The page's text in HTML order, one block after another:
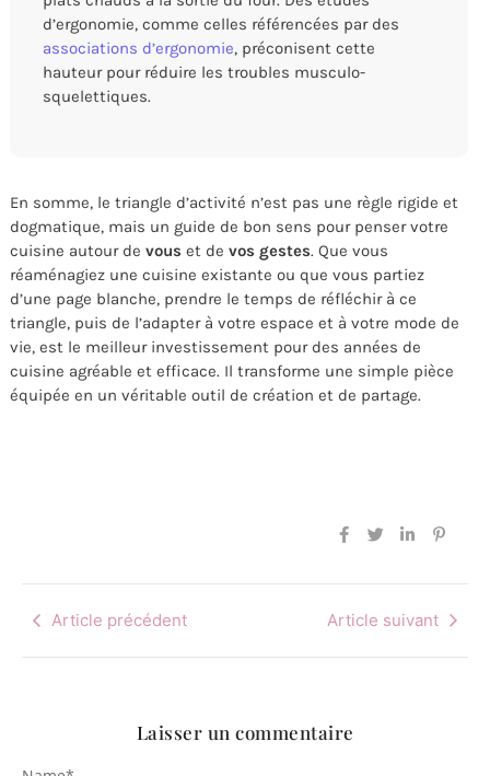
d’ergonomie, comme celles référencées par des
associations d’ergonomie, préconisent cette
hauteur pour réduire les troubles musculo-
squelettiques.
En somme, le triangle d’activité n’est pas une règle rigide et
dogmatique, mais un guide de bon sens pour penser votre
cuisine autour de vous et de vos gestes. Que vous
réaménagiez une cuisine existante ou que vous partiez
d’une page blanche, prendre le temps de réfléchir à ce
triangle, puis de l’adapter à votre espace et à votre mode de
vie, est le meilleur investissement pour des années de
cuisine agréable et efficace. Il transforme une simple pièce
équipée en un véritable outil de création et de partage.
Article précédent Article suivant
Laisser un commentaire